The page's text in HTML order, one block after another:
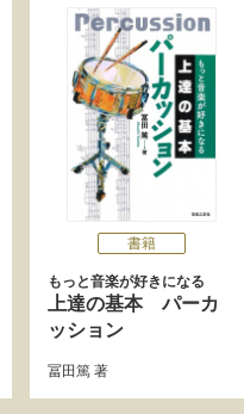
書籍
もっと音楽が好きになる
上達の基本 パーカ
ッション
冨田篤 著